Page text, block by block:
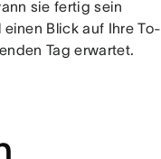
sie fertig sein
Blick auf Ihre To-
Tag erwartet.